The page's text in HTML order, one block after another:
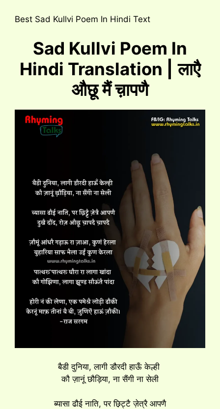
Best Sad Kullvi Poem In Hindi Text
Sad Kullvi Poem In
Hindi Translation |
लाएै
औछू मैं च़ापणै
बैडी दुनिया, लागी डौरदी हाऊँ केल्ही
कौ ज़ानूं छौड़िया, ना सैंगी ना सेली
ब्यासा ढौई नाति, पर छ़िट्टै ज़ेत्रै आपणै